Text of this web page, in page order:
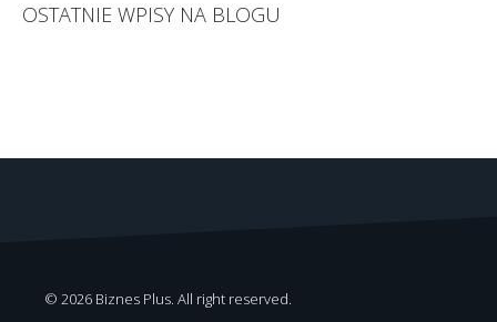
OSTATNIE WPISY NA BLOGU
© 2026 Biznes Plus. All right reserved.